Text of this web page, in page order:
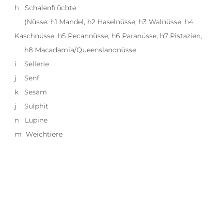
h Schalenfrüchte
(Nüsse: h1 Mandel, h2 Haselnüsse, h3 Walnüsse, h4
Kaschnüsse, h5 Pecannüsse, h6 Paranüsse, h7 Pistazien,
h8 Macadamia/Queenslandnüsse
i Sellerie
j Senf
k Sesam
j Sulphit
n Lupine
m Weichtiere